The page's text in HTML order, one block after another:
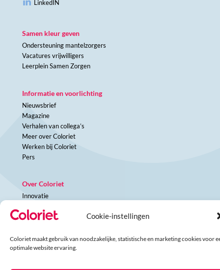
Cookie-instellingen
Coloriet maakt gebruik van noodzakelijke, statistische en marketing cookies voor
optimale website ervaring.
LinkedIN
Samen kleur geven
Ondersteuning mantelzorgers
Vacatures vrijwilligers
Leerplein Samen Zorgen
Informatie en voorlichting
Nieuwsbrief
Magazine
Verhalen van collega’s
Meer over Coloriet
Werken bij Coloriet
Pers
Over Coloriet
Innovatie
Samenwerkingen